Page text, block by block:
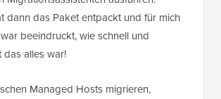
dann das Paket entpackt und für mich
beeindruckt, wie schnell und
alles war!
Managed Hosts migrieren,